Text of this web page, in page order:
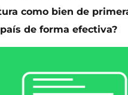
como bien de
de forma efectiva?